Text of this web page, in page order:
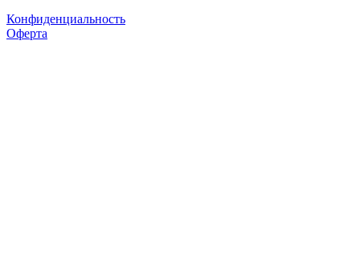
Конфиденциальность
Оферта